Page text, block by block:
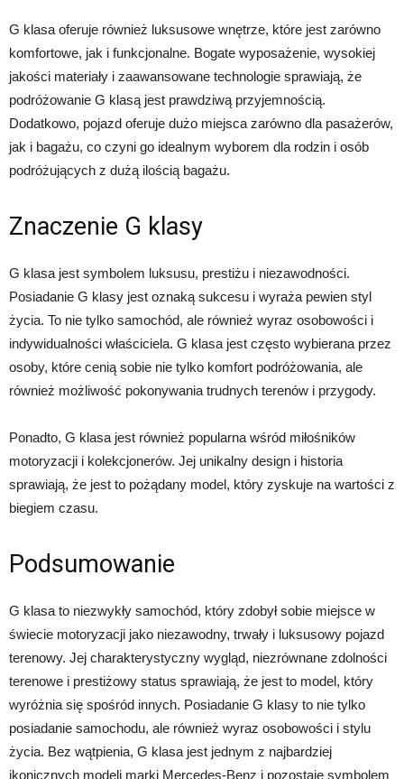
G klasa oferuje również luksusowe wnętrze, które jest zarówno
komfortowe, jak i funkcjonalne. Bogate wyposażenie, wysokiej
jakości materiały i zaawansowane technologie sprawiają, że
podróżowanie G klasą jest prawdziwą przyjemnością.
Dodatkowo, pojazd oferuje dużo miejsca zarówno dla pasażerów,
jak i bagażu, co czyni go idealnym wyborem dla rodzin i osób
podróżujących z dużą ilością bagażu.
Znaczenie G klasy
G klasa jest symbolem luksusu, prestiżu i niezawodności.
Posiadanie G klasy jest oznaką sukcesu i wyraża pewien styl
życia. To nie tylko samochód, ale również wyraz osobowości i
indywidualności właściciela. G klasa jest często wybierana przez
osoby, które cenią sobie nie tylko komfort podróżowania, ale
również możliwość pokonywania trudnych terenów i przygody.
Ponadto, G klasa jest również popularna wśród miłośników
motoryzacji i kolekcjonerów. Jej unikalny design i historia
sprawiają, że jest to pożądany model, który zyskuje na wartości z
biegiem czasu.
Podsumowanie
G klasa to niezwykły samochód, który zdobył sobie miejsce w
świecie motoryzacji jako niezawodny, trwały i luksusowy pojazd
terenowy. Jej charakterystyczny wygląd, niezrównane zdolności
terenowe i prestiżowy status sprawiają, że jest to model, który
wyróżnia się spośród innych. Posiadanie G klasy to nie tylko
posiadanie samochodu, ale również wyraz osobowości i stylu
życia. Bez wątpienia, G klasa jest jednym z najbardziej
ikonicznych modeli marki Mercedes-Benz i pozostaje symbolem